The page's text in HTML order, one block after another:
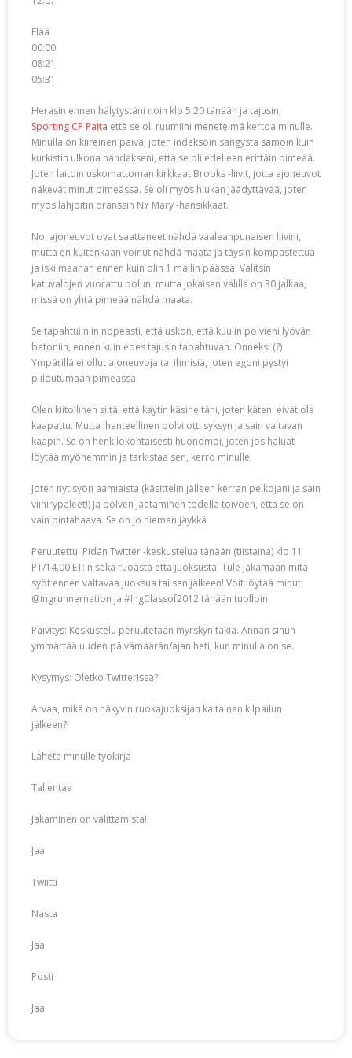
Elää
00:00
08:21
05:31
Heräsin ennen hälytystäni noin klo 5.20 tänään ja tajusin,
Sporting CP Paita että se oli ruumiini menetelmä kertoa minulle.
Minulla on kiireinen päivä, joten indeksoin sängystä samoin kuin
kurkistin ulkona nähdäkseni, että se oli edelleen erittäin pimeää.
Joten laitoin uskomattoman kirkkaat Brooks -liivit, jotta ajoneuvot
näkevät minut pimeässä. Se oli myös hiukan jäädyttävää, joten
myös lahjoitin oranssin NY Mary -hansikkaat.
No, ajoneuvot ovat saattaneet nähdä vaaleanpunaisen liivini,
mutta en kuitenkaan voinut nähdä maata ja täysin kompastettua
ja iski maahan ennen kuin olin 1 mailin päässä. Valitsin
katuvalojen vuorattu polun, mutta jokaisen välillä on 30 jalkaa,
missä on yhtä pimeää nähdä maata.
Se tapahtui niin nopeasti, että uskon, että kuulin polvieni lyövän
betoniin, ennen kuin edes tajusin tapahtuvan. Onneksi (?)
Ympärillä ei ollut ajoneuvoja tai ihmisiä, joten egoni pystyi
piiloutumaan pimeässä.
Olen kiitollinen siitä, että käytin käsineitäni, joten käteni eivät ole
kaapattu. Mutta ihanteellinen polvi otti syksyn ja sain valtavan
kaapin. Se on henkilökohtaisesti huonompi, joten jos haluat
löytää myöhemmin ja tarkistaa sen, kerro minulle.
Joten nyt syön aamiaista (käsittelin jälleen kerran pelkojani ja sain
viinirypäleet!) Ja polven jäätäminen todella toivoen, että se on
vain pintahaava. Se on jo hieman jäykkä
Peruutettu: Pidän Twitter -keskustelua tänään (tiistaina) klo 11
PT/14.00 ET: n sekä ruoasta että juoksusta. Tule jakamaan mitä
syöt ennen valtavaa juoksua tai sen jälkeen! Voit löytää minut
@ingrunnernation ja #IngClassof2012 tänään tuolloin.
Päivitys: Keskustelu peruutetaan myrskyn takia. Annan sinun
ymmärtää uuden päivämäärän/ajan heti, kun minulla on se.
Kysymys: Oletko Twitterissä?
Arvaa, mikä on näkyvin ruokajuoksijan kaltainen kilpailun
jälkeen?!
Lähetä minulle työkirja
Tallentaa
Jakaminen on välittämistä!
Jaa
Twiitti
Nasta
Jaa
Posti
Jaa